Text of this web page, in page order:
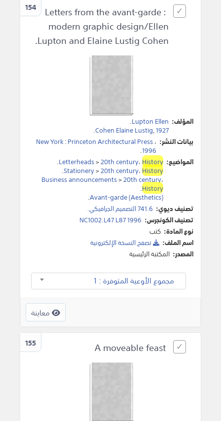
154
Letters from the avant-garde :
modern graphic design/Ellen
Lupton and Elaine Lustig Cohen.
المؤلف: Lupton Ellen
.
Cohen Elaine Lustig,1927
.
بيانات النشر:
New York:Princeton Architectural Press،
1996
.
المواضيع:
Letterheads>20th century،History
.
Stationery>20th century،History
.
Business announcements>20th century،
History
.
Avant-garde (Aesthetics)
.
تصنيف ديوي: 741.6 التصميم الجرافيكي.
تصنيف الكونجرس: NC1002.L47 L87 1996
نوع المادة: كتب
اسم الملف:
تصفح النسخة اﻹلكترونية
المصدر: المكتبة الرئيسية
مجموع الأوعية المتوفرة : 1
معاينة
155